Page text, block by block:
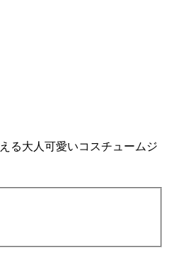
る大人可愛いコスチュームジ